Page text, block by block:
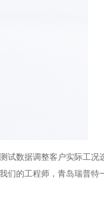
试数据调整客户实际工况
的工程师，青岛瑞普特